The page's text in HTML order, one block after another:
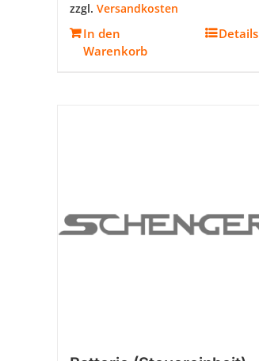
zzgl. Versandkosten
In den
Warenkorb
Details